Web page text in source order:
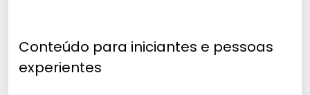
Conteúdo para iniciantes e pessoas
experientes